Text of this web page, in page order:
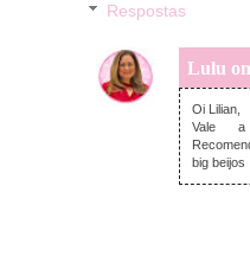
Respostas
Lulu
Oi Lilian,
Vale a
big beijos